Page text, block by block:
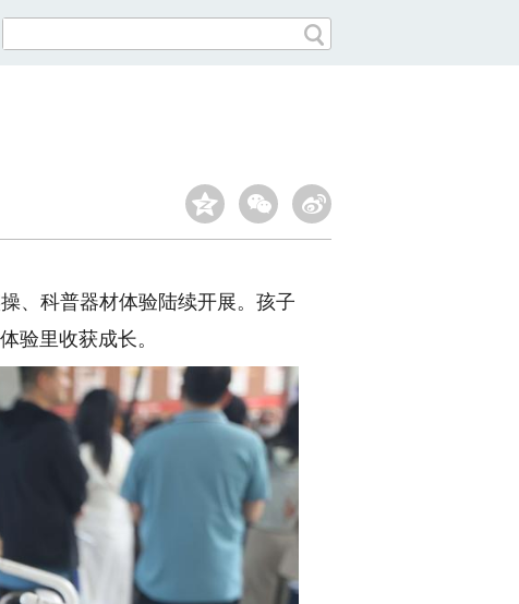
、科普器材体验陆续开展。孩子
验里收获成长。